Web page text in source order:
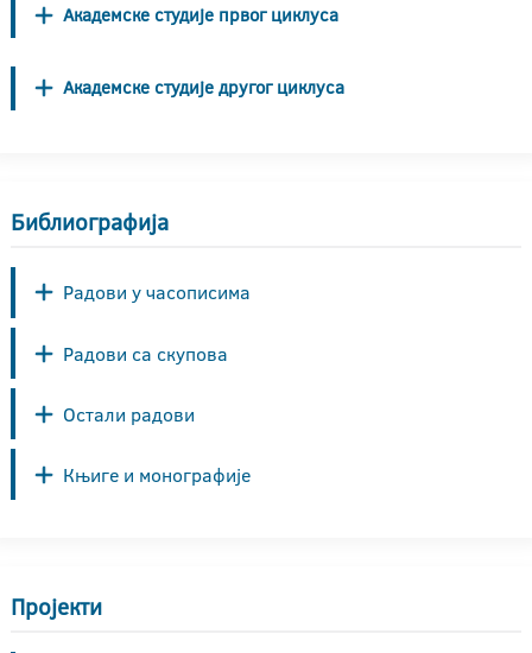
Академске студије првог циклуса
Академске студије другог циклуса
Библиографија
Радови у часописима
Радови са скупова
Остали радови
Књиге и монографије
Пројекти